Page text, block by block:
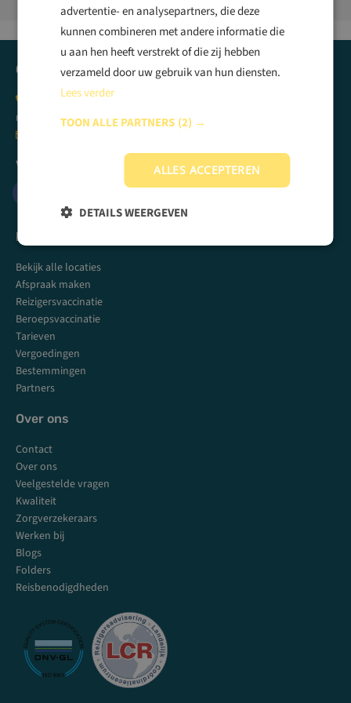
Contactgegevens
0900 - 822 24 62
ma-vr: 09:00 - 18:00 uur
Volg ons!
e
b
o
o
k
n
t
a
g
r
a
m
o
t
b
i
k
Meer informatie
Bekijk alle locaties
Afspraak maken
Reizigersvaccinatie
Beroepsvaccinatie
Tarieven
Vergoedingen
Bestemmingen
Partners
Over ons
Contact
Over ons
Veelgestelde vragen
Kwaliteit
Zorgverzekeraars
Werken bij
Blogs
Folders
Reisbenodigdheden
advertentie- en analysepartners, die deze
kunnen combineren met andere informatie die
u aan hen heeft verstrekt of die zij hebben
verzameld door uw gebruik van hun diensten.
Lees verder
TOON ALLE PARTNERS (2) →
ALLES ACCEPTEREN
DETAILS WEERGEVEN